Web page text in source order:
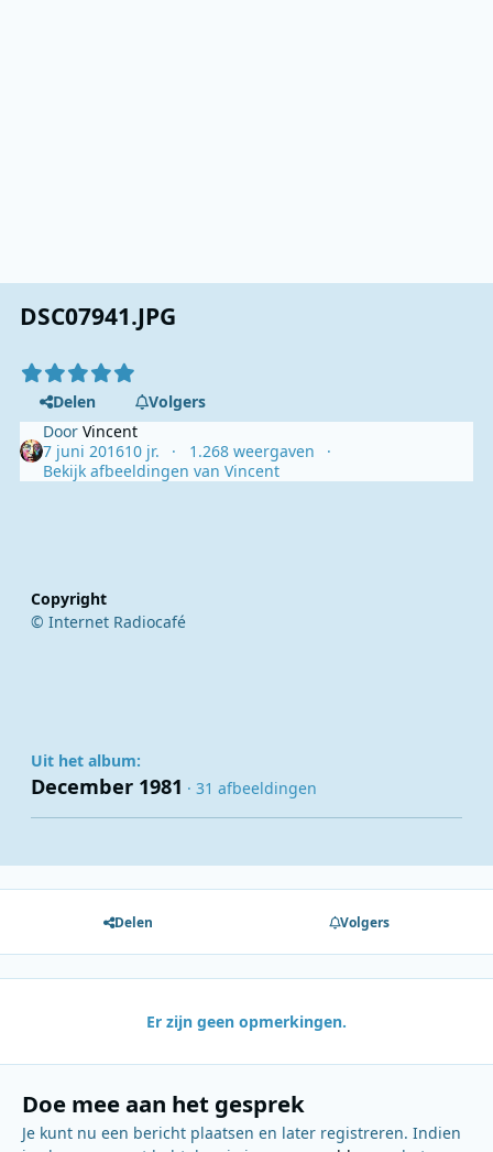
DSC07941.JPG
Delen
Volgers
DoorVincent
7 juni 201610 jr.
1.268 weergaven
Bekijk afbeeldingen van Vincent
Copyright
© Internet Radiocafé
Uit het album:
December 1981 · 31 afbeeldingen
Delen Volgers
Er zijn geen opmerkingen.
Doe mee aan het gesprek
Je kunt nu een bericht plaatsen en later registreren. Indien